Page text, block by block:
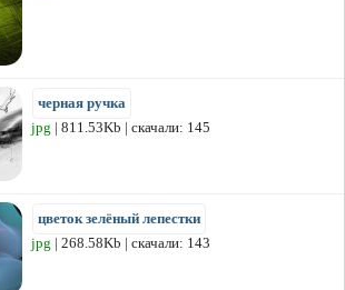
черная ручка
jpg | 811.53Kb | скачали: 145
цветок зелёный лепестки
jpg | 268.58Kb | скачали: 143